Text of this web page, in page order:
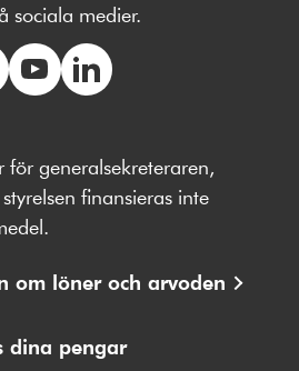
sociala medier.
på
Youtube
på
LinkedIn
för generalsekreteraren,
finansieras inte
om löner och arvoden
dina pengar